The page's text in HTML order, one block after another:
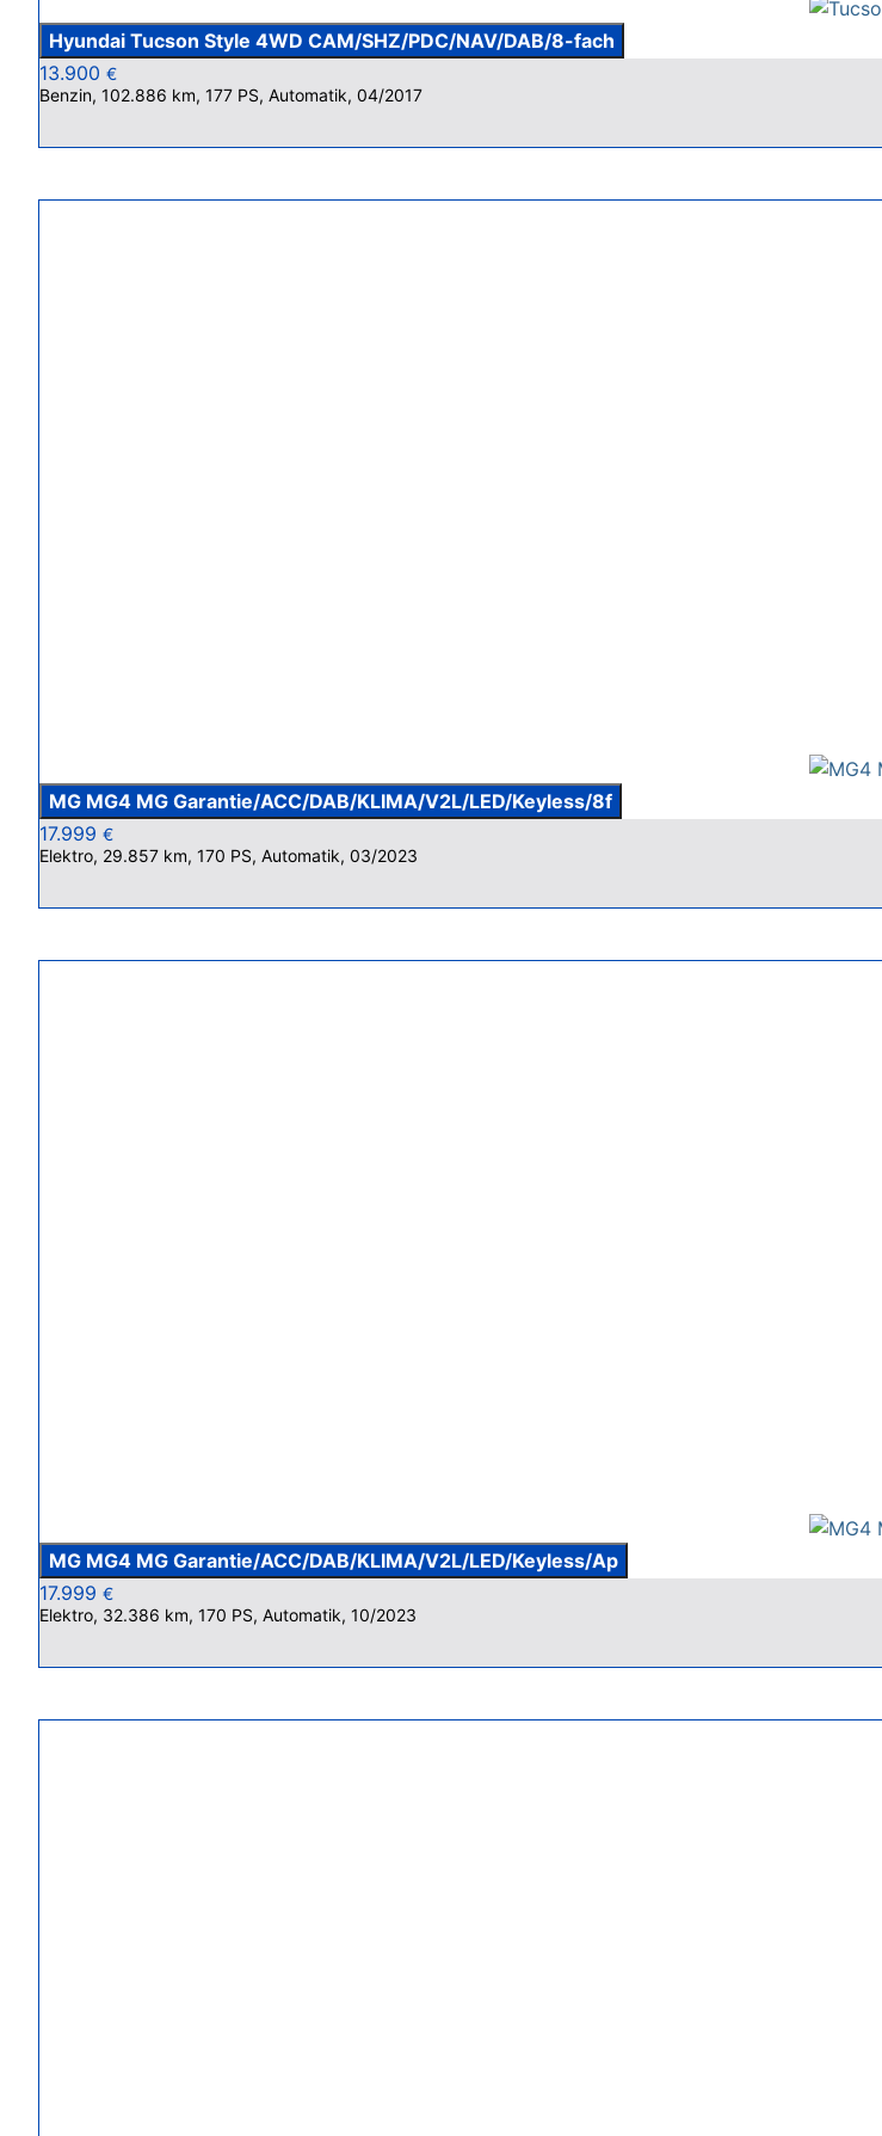
Hyundai Tucson Style 4WD CAM/SHZ/PDC/NAV/DAB/8-fach
13.900 €
Benzin, 102.886 km, 177 PS, Automatik, 04/2017
MG MG4 MG Garantie/ACC/DAB/KLIMA/V2L/LED/Keyless/8f
17.999 €
Elektro, 29.857 km, 170 PS, Automatik, 03/2023
MG MG4 MG Garantie/ACC/DAB/KLIMA/V2L/LED/Keyless/Ap
17.999 €
Elektro, 32.386 km, 170 PS, Automatik, 10/2023